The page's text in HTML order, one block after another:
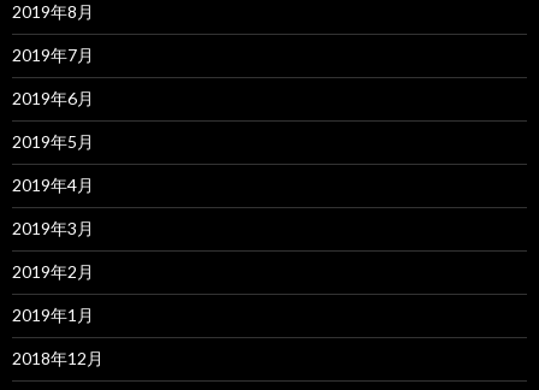
2019年8月
2019年7月
2019年6月
2019年5月
2019年4月
2019年3月
2019年2月
2019年1月
2018年12月